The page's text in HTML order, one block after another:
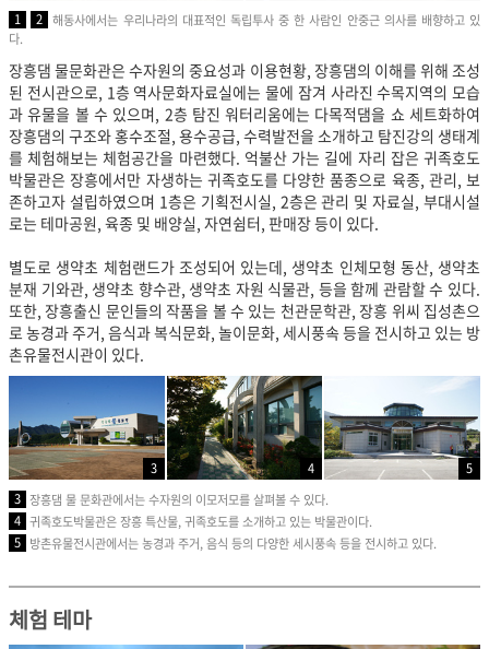
1
2 해동사에서는 우리나라의 대표적인 독립투사 중 한 사람인 안중근 의사를 배향하고 있
다.
장흥댐 물문화관은 수자원의 중요성과 이용현황, 장흥댐의 이해를 위해 조성
된 전시관으로, 1층 역사문화자료실에는 물에 잠겨 사라진 수목지역의 모습
과 유물을 볼 수 있으며, 2층 탐진 워터리움에는 다목적댐을 쇼 세트화하여
장흥댐의 구조와 홍수조절, 용수공급, 수력발전을 소개하고 탐진강의 생태계
를 체험해보는 체험공간을 마련했다. 억불산 가는 길에 자리 잡은 귀족호도
박물관은 장흥에서만 자생하는 귀족호도를 다양한 품종으로 육종, 관리, 보
존하고자 설립하였으며 1층은 기획전시실, 2층은 관리 및 자료실, 부대시설
로는 테마공원, 육종 및 배양실, 자연쉼터, 판매장 등이 있다.
별도로 생약초 체험랜드가 조성되어 있는데, 생약초 인체모형 동산, 생약초
분재 기와관, 생약초 향수관, 생약초 자원 식물관, 등을 함께 관람할 수 있다.
또한, 장흥출신 문인들의 작품을 볼 수 있는 천관문학관, 장흥 위씨 집성촌으
로 농경과 주거, 음식과 복식문화, 놀이문화, 세시풍속 등을 전시하고 있는 방
촌유물전시관이 있다.
3 4
5
3 장흥댐 물 문화관에서는 수자원의 이모저모를 살펴볼 수 있다.
4 귀족호도박물관은 장흥 특산물, 귀족호도를 소개하고 있는 박물관이다.
5 방촌유물전시관에서는 농경과 주거, 음식 등의 다양한 세시풍속 등을 전시하고 있다.
체험 테마